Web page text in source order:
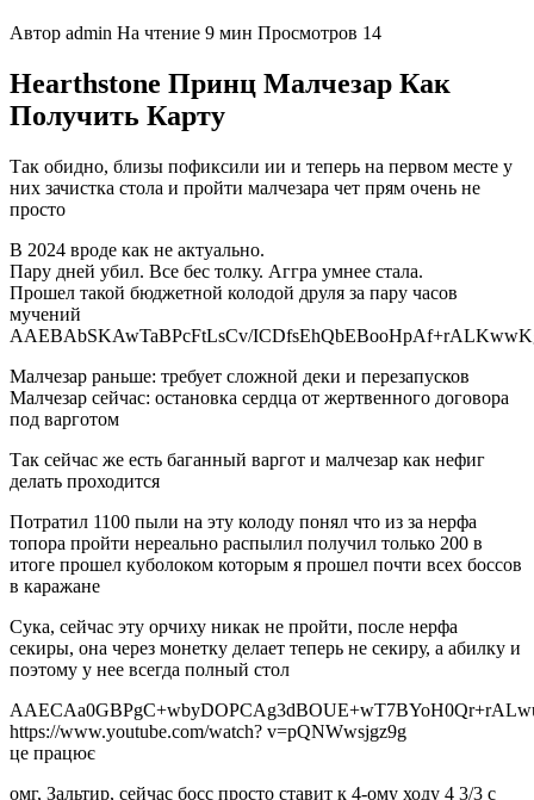
Автор admin На чтение 9 мин Просмотров 14
Hearthstone Принц Малчезар Как
Получить Карту
Так обидно, близы пофиксили ии и теперь на первом месте у
них зачистка стола и пройти малчезара чет прям очень не
просто
В 2024 вроде как не актуально.
Пару дней убил. Все бес толку. Аггра умнее стала.
Прошел такой бюджетной колодой друля за пару часов
мучений
AAEBAbSKAwTaBPcFtLsCv/
Малчезар раньше: требует сложной деки и перезапусков
Малчезар сейчас: остановка сердца от жертвенного договора
под варготом
Так сейчас же есть баганный варгот и малчезар как нефиг
делать проходится
Потратил 1100 пыли на эту колоду понял что из за нерфа
топора пройти нереально распылил получил только 200 в
итоге прошел куболоком которым я прошел почти всех боссов
в каражане
Сука, сейчас эту орчиху никак не пройти, после нерфа
секиры, она через монетку делает теперь не секиру, а абилку и
поэтому у нее всегда полный стол
https://www.youtube.com/watch? v=pQNWwsjgz9g
це працює
омг, Зальтир, сейчас босс просто ставит к 4-ому ходу 4 3/3 с